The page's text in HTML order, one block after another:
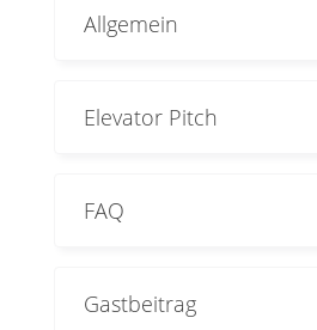
Allgemein
Elevator Pitch
FAQ
Gastbeitrag